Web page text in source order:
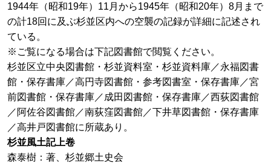
1944年（昭和19年）11月から1945年（昭和20年）8月まで
の計18回に及ぶ杉並区内への空襲の記録が詳細に記述され
ている。
※ご覧になる場合は下記図書館で閲覧ください。
杉並区立中央図書館・杉並資料室・杉並資料庫／永福図書
館・保存書庫／高円寺図書館・参考図書室・保存書庫／宮
前図書館・保存書庫／成田図書館・保存書庫／西荻図書館
／阿佐谷図書館／南荻窪図書館／下井草図書館・保存書庫
／高井戸図書館に所蔵あり。
杉並風土記上卷
森泰樹：著、杉並郷土史会